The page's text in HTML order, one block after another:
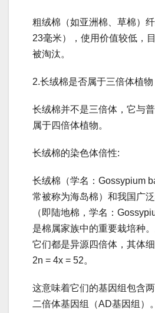
粗绒棉（如亚洲棉、草棉）
23毫米），使用价值较低，
被淘汰。
2.长绒棉是否属于三倍体植物
长绒棉并不是三倍体，它与
属于四倍体植物。
长绒棉的染色体倍性:
长绒棉（学名：Gossypium
常被称为海岛棉）和我国广
（即陆地棉，学名：
是棉属家族中的重要栽培种
它们都是异源四倍体，其体
2n = 4x = 52。
这意味着它们的基因组包含
二倍体基因组（AD基因组）